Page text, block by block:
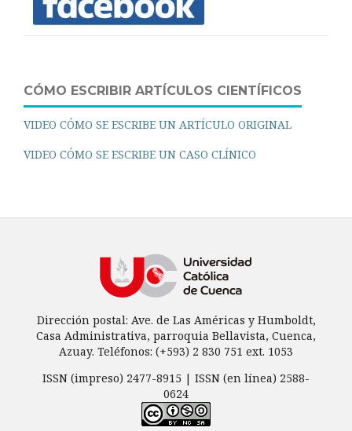
CÓMO ESCRIBIR ARTÍCULOS CIENTÍFICOS
VIDEO CÓMO SE ESCRIBE UN ARTÍCULO ORIGINAL
VIDEO CÓMO SE ESCRIBE UN CASO CLÍNICO
Dirección postal: Ave. de Las Américas y Humboldt,
Casa Administrativa, parroquia Bellavista, Cuenca,
Azuay. Teléfonos: (+593) 2 830 751 ext. 1053
ISSN (impreso) 2477-8915 | ISSN (en línea) 2588-
0624